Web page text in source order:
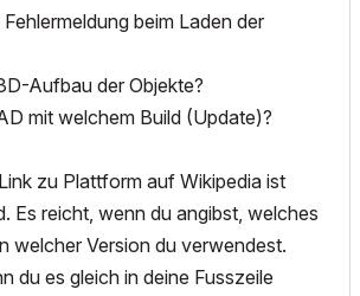
beim Laden der
Aufbau der Objekte?
mit welchem Build (Update)?
zu Plattform auf Wikipedia ist
Es reicht, wenn du angibst, welches
welcher Version du verwendest.
du es gleich in deine Fusszeile